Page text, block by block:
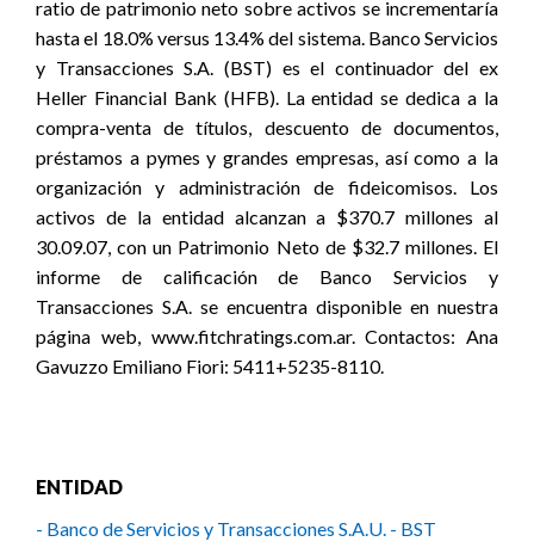
ratio de patrimonio neto sobre activos se incrementaría
hasta el 18.0% versus 13.4% del sistema. Banco Servicios
y Transacciones S.A. (BST) es el continuador del ex
Heller Financial Bank (HFB). La entidad se dedica a la
compra-venta de títulos, descuento de documentos,
préstamos a pymes y grandes empresas, así como a la
organización y administración de fideicomisos. Los
activos de la entidad alcanzan a $370.7 millones al
30.09.07, con un Patrimonio Neto de $32.7 millones. El
informe de calificación de Banco Servicios y
Transacciones S.A. se encuentra disponible en nuestra
página web, www.fitchratings.com.ar. Contactos: Ana
Gavuzzo Emiliano Fiori: 5411+5235-8110.
ENTIDAD
- Banco de Servicios y Transacciones S.A.U. - BST